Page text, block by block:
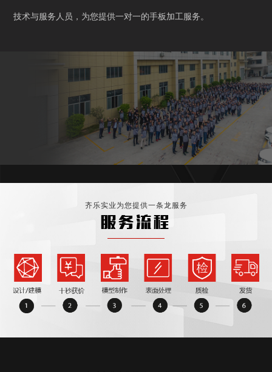
技术与服务人员，为您提供一对一的手板加工服务。
齐乐实业为您提供一条龙服务
服务流程